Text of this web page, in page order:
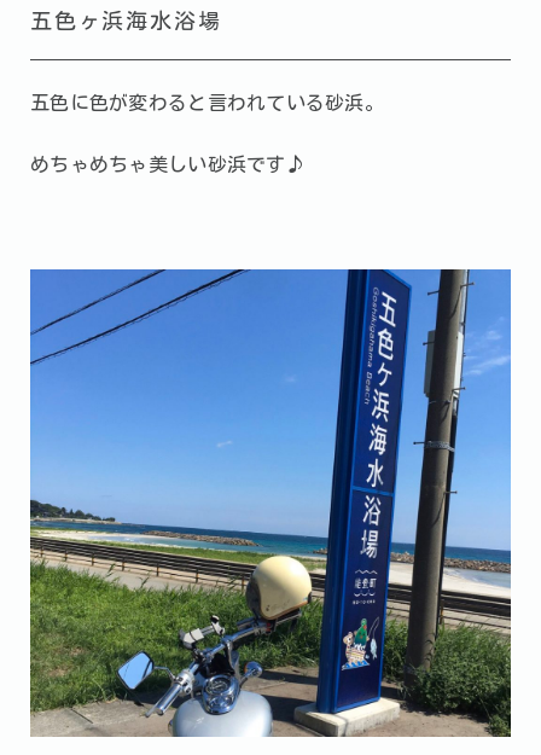
五色ヶ浜海水浴場
五色に色が変わると言われている砂浜。
めちゃめちゃ美しい砂浜です♪